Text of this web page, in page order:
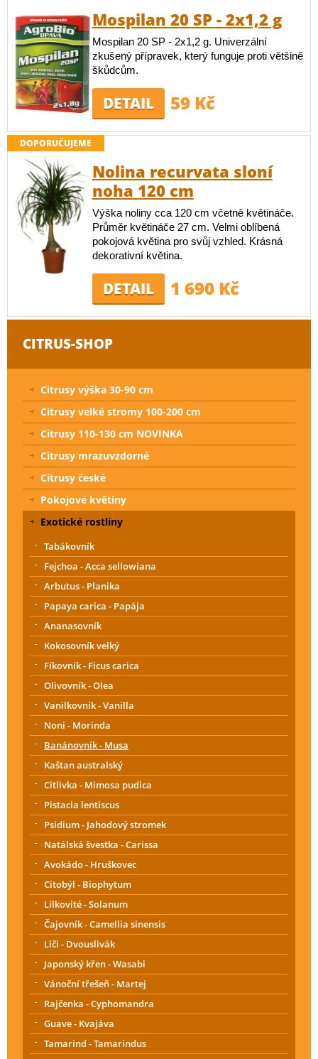
Mospilan 20 SP - 2x1,2 g
Mospilan 20 SP - 2x1,2 g. Univerzální
zkušený přípravek, který funguje proti většině
škůdcům.
DETAIL 59 Kč
DOPORUČUJEME
Nolina recurvata sloní
noha 120 cm
Výška noliny cca 120 cm včetně květináče.
Průměr květináče 27 cm. Velmi oblíbená
pokojová květina pro svůj vzhled. Krásná
dekorativní květina.
DETAIL 1 690 Kč
CITRUS-SHOP
Citrusy výška 30-90 cm
Citrusy velké stromy 100-200 cm
Citrusy 110-130 cm NOVINKA
Citrusy mrazuvzdorné
Citrusy české
Pokojové květiny
Exotické rostliny
Tabákovník
Fejchoa - Acca sellowiana
Arbutus - Planika
Papaya carica - Papája
Ananasovník
Kokosovník velký
Fíkovník - Ficus carica
Olivovník - Olea
Vanilkovník - Vanilla
Noni - Morinda
Banánovník - Musa
Kaštan australský
Citlivka - Mimosa pudica
Pistacia lentiscus
Psidium - Jahodový stromek
Natálská švestka - Carissa
Avokádo - Hruškovec
Citobýl - Biophytum
Lilkovité - Solanum
Čajovník - Camellia sinensis
Liči - Dvouslivák
Japonský křen - Wasabi
Vánoční třešeň - Martej
Rajčenka - Cyphomandra
Guave - Kvajáva
Tamarind - Tamarindus